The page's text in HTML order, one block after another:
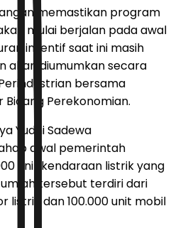
memastikan program
mulai berjalan pada awal
insentif saat ini masih
akan diumumkan secara
bersama
Perekonomian.
Yudhi Sadewa
awal pemerintah
unit kendaraan listrik yang
tersebut terdiri dari
listrik dan 100.000 unit mobil